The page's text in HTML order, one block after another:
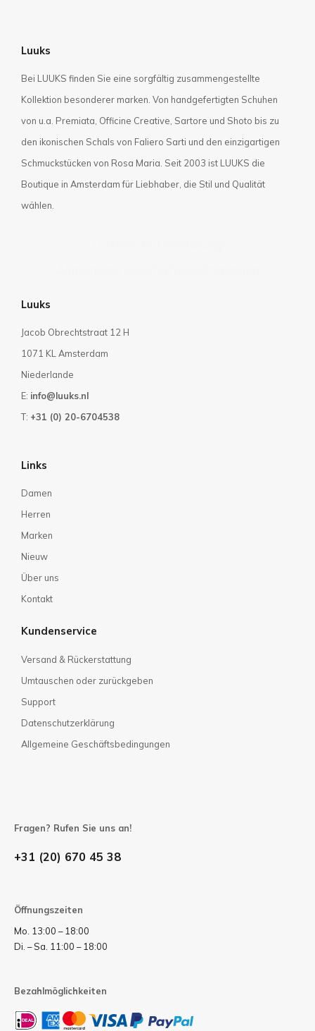
Luuks
Bei LUUKS finden Sie eine sorgfältig zusammengestellte
Kollektion besonderer marken. Von handgefertigten Schuhen
von u.a. Premiata, Officine Creative, Sartore und Shoto bis zu
den ikonischen Schals von Faliero Sarti und den einzigartigen
Schmuckstücken von Rosa Maria. Seit 2003 ist LUUKS die
Boutique in Amsterdam für Liebhaber, die Stil und Qualität
wählen.
Luuks
Jacob Obrechtstraat 12 H
1071 KL Amsterdam
Niederlande
E: info@luuks.nl
T: +31 (0) 20-6704538
Links
Damen
Herren
Marken
Nieuw
Über uns
Kontakt
Kundenservice
Versand & Rückerstattung
Umtauschen oder zurückgeben
Support
Datenschutzerklärung
Allgemeine Geschäftsbedingungen
Fragen? Rufen Sie uns an!
+31 (20) 670 45 38
Öffnungszeiten
Mo. 13:00 – 18:00
Di. – Sa. 11:00 – 18:00
Bezahlmöglichkeiten